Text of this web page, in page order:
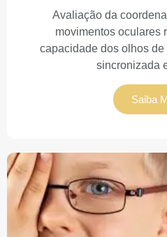
Avaliação da
movimentos oculares
capacidade dos olhos de
sincronizada
Saiba